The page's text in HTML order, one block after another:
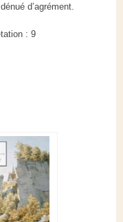
d’agrément.
: 9